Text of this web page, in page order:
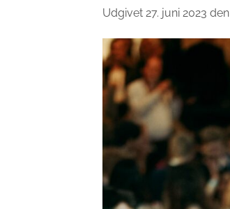
Udgivet 27. juni 2023 den